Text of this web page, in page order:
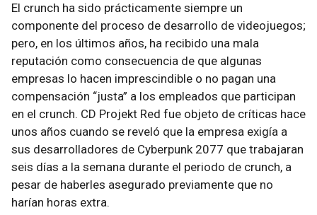
El crunch ha sido prácticamente siempre un
componente del proceso de desarrollo de videojuegos;
pero, en los últimos años, ha recibido una mala
reputación como consecuencia de que algunas
empresas lo hacen imprescindible o no pagan una
compensación “justa” a los empleados que participan
en el crunch. CD Projekt Red fue objeto de críticas hace
unos años cuando se reveló que la empresa exigía a
sus desarrolladores de Cyberpunk 2077 que trabajaran
seis días a la semana durante el periodo de crunch, a
pesar de haberles asegurado previamente que no
harían horas extra.